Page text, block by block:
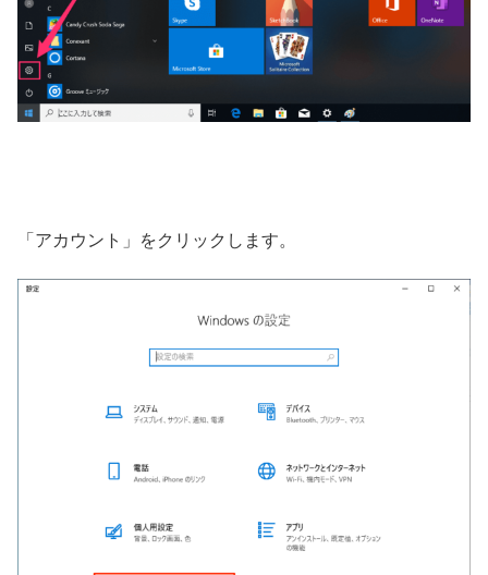
「アカウント」をクリックします。